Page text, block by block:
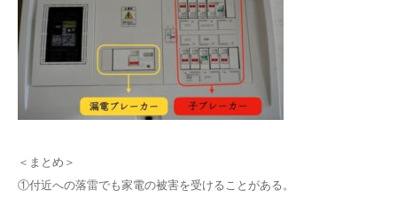
＜まとめ＞
①付近への落雷でも家電の被害を受けることがある。